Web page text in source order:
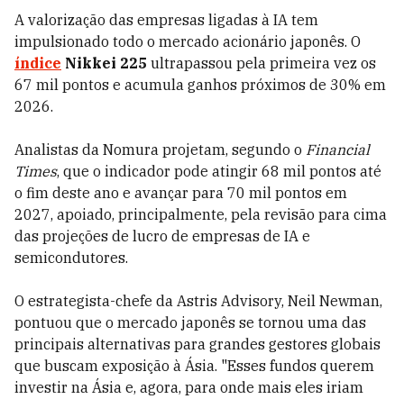
A valorização das empresas ligadas à IA tem
impulsionado todo o mercado acionário japonês. O
índice Nikkei 225 ultrapassou pela primeira vez os
67 mil pontos e acumula ganhos próximos de 30% em
2026.
Analistas da Nomura projetam, segundo o Financial
Times, que o indicador pode atingir 68 mil pontos até
o fim deste ano e avançar para 70 mil pontos em
2027, apoiado, principalmente, pela revisão para cima
das projeções de lucro de empresas de IA e
semicondutores.
O estrategista-chefe da Astris Advisory, Neil Newman,
pontuou que o mercado japonês se tornou uma das
principais alternativas para grandes gestores globais
que buscam exposição à Ásia. "Esses fundos querem
investir na Ásia e, agora, para onde mais eles iriam